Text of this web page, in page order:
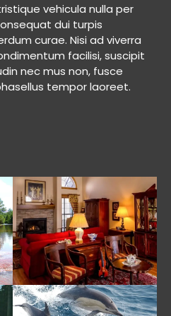
vehicula nulla per
dui turpis
curae. Nisi ad viverra
facilisi, suscipit
nec mus non, fusce
tempor laoreet.